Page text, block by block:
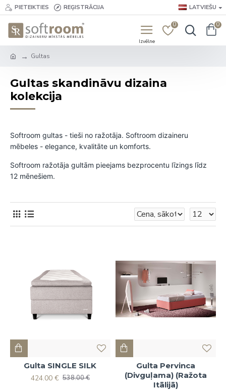
PIETEIKTIES REĢISTRĀCIJA LATVIEŠU
0 0
Gultas
Gultas skandināvu dizaina
kolekcija
Softroom gultas - tieši no ražotāja. Softroom dizaineru
mēbeles - elegance, kvalitāte un komforts.
Softroom ražotāja gultām pieejams bezprocentu līzings līdz
12 mēnešiem.
Gulta SINGLE SILK
424.00 € 538.00 €
Gulta Pervinca
(Divguļama) (Ražota
Itālijā)